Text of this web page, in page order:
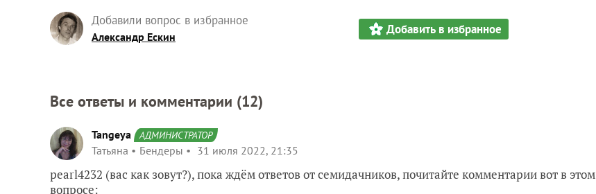
Добавили вопрос в избранное
Александр Ескин Добавить в избранное
Все ответы и комментарии (12)
Tangeya АДМИНИСТРАТОР
Татьяна Бендеры 31 июля 2022, 21:35
pearl4232 (вас как зовут?), пока ждём ответов от семидачников, почитайте комментарии вот в этом
вопросе: